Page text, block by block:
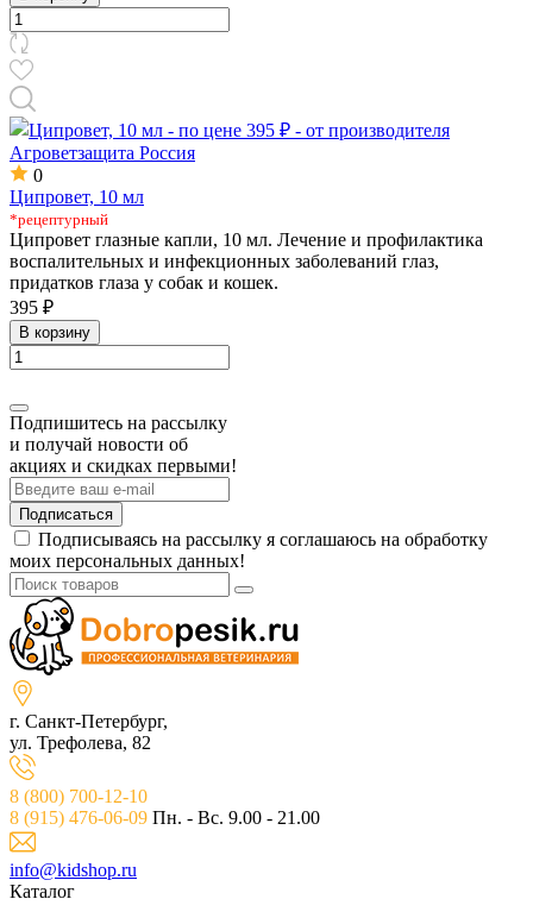
0
Ципровет, 10 мл
*рецептурный
Ципровет глазные капли, 10 мл. Лечение и профилактика
воспалительных и инфекционных заболеваний глаз,
придатков глаза у собак и кошек.
395 ₽
В корзину
Подпишитесь на рассылку
и получай новости об
акциях и скидках первыми!
Подписаться
Подписываясь на рассылку я соглашаюсь на обработку
моих персональных данных!
г. Санкт-Петербург,
ул. Трефолева, 82
8 (800) 700-12-10
8 (915) 476-06-09 Пн. - Вс. 9.00 - 21.00
info@kidshop.ru
Каталог